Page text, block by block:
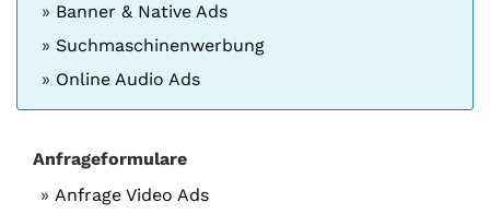
Banner & Native Ads
Suchmaschinenwerbung
Online Audio Ads
Anfrageformulare
Anfrage Video Ads